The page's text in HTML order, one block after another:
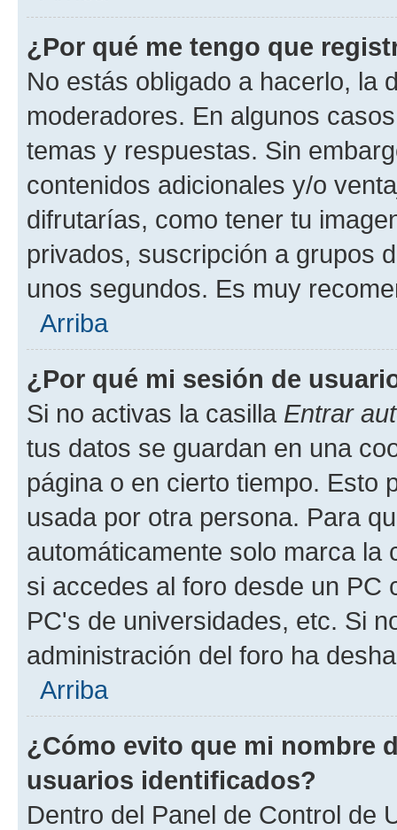
¿Por qué me tengo que
No estás obligado a hacerlo, la
moderadores. En algunos
temas y respuestas. Sin
contenidos adicionales y/o
difrutarías, como tener tu
privados, suscripción a grupos
unos segundos. Es muy
Arriba
¿Por qué mi sesión de
Si no activas la casilla Entrar
tus datos se guardan en una
página o en cierto tiempo. Esto
usada por otra persona. Para
automáticamente solo marca la
si accedes al foro desde un PC
PC's de universidades, etc. Si
administración del foro ha
Arriba
¿Cómo evito que mi nombre
usuarios identificados?
Dentro del Panel de Control de